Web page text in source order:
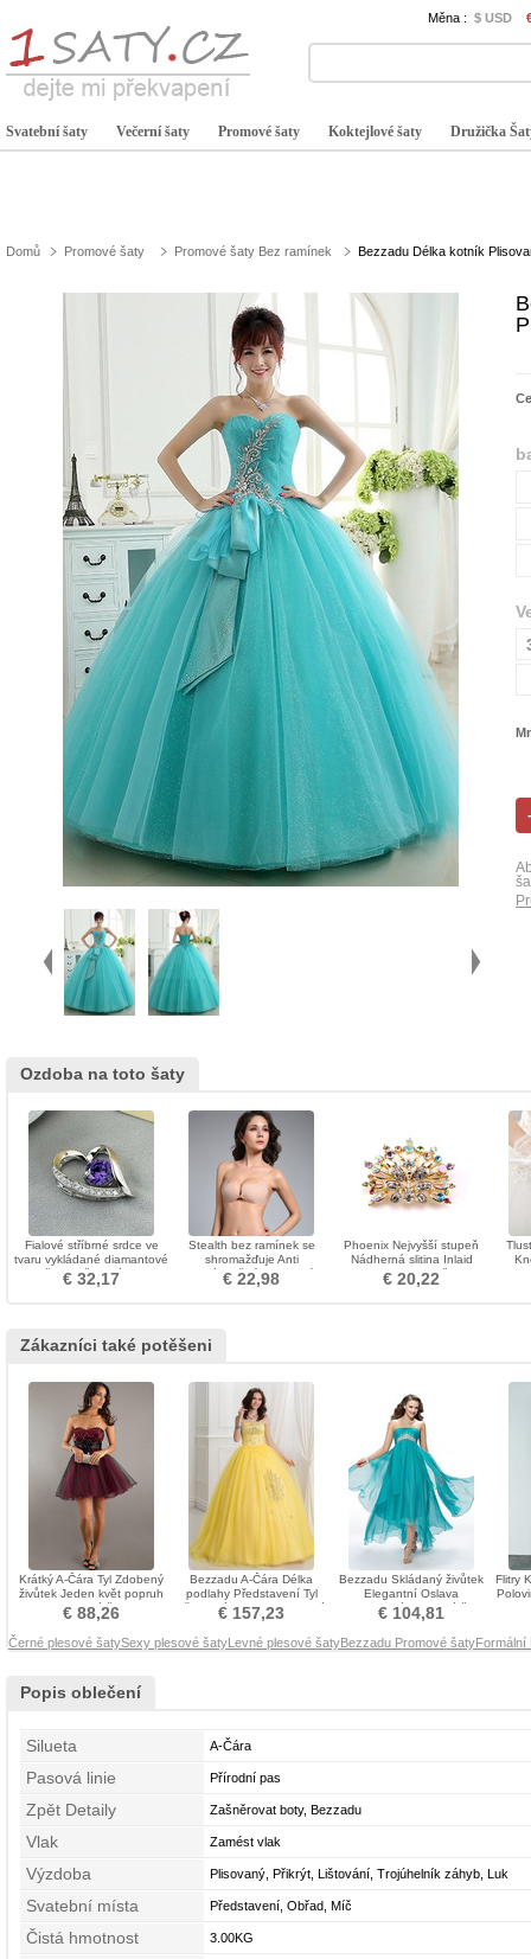
Měna : $ USD
Svatební šaty Večerní šaty Promové šaty Koktejlové šaty Družička
Domů Promové šaty Promové šaty Bez ramínek Bezzadu Délka kotník
Ozdoba na toto šaty
Fialové stříbrné srdce ve
tvaru vykládané diamantové
šperky ženského
náhrdelníku
€ 32,17
Stealth bez ramínek se
shromažďuje Anti
vyprázdněný silikonový
prodyšný neviditelný
€ 22,98
Phoenix Nejvyšší stupeň
Nádherná slitina Inlaid
diamant Brož
€ 20,22
Zákazníci také potěšeni
Krátký A-Čára Tyl Zdobený
živůtek Jeden květ popruh
Promové šaty
€ 88,26
Bezzadu A-Čára Délka
podlahy Představení Tyl
Přirozeného pasu Promové
šaty
€ 157,23
Bezzadu Skládaný živůtek
Elegantní Oslava
Asymetrické Promové šaty
€ 104,81
Flitry
Černé plesové šatySexy plesové šatyLevné plesové šatyBezzadu Promové šatyFormální
Popis oblečení
Silueta A-Čára
Pasová linie Přírodní pas
Zpět Detaily Zašněrovat boty, Bezzadu
Vlak Zamést vlak
Výzdoba Plisovaný, Přikrýt, Lištování, Trojúhelník záhyb, Luk
Svatební místa Představení, Obřad, Míč
Čistá hmotnost 3.00KG